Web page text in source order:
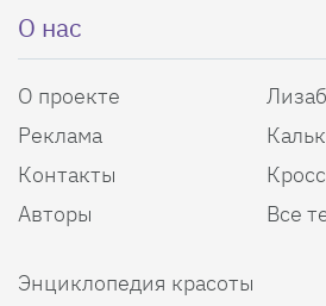
О нас
О проекте
Реклама
Контакты
Авторы
Все
Энциклопедия красоты